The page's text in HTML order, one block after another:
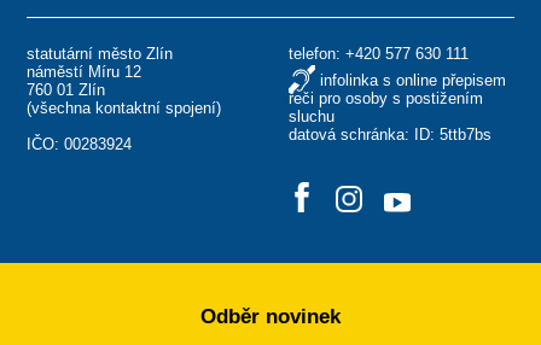
statutární město Zlín
náměstí Míru 12
760 01 Zlín
(všechna kontaktní spojení)
IČO: 00283924
telefon: +420 577 630 111
infolinka s online přepisem
řeči pro osoby s postižením
sluchu
datová schránka: ID: 5ttb7bs
Odběr novinek